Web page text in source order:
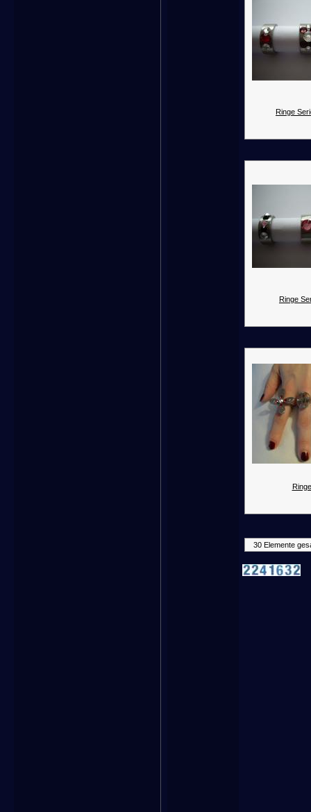
Ringe
Ringe
30 Elemente